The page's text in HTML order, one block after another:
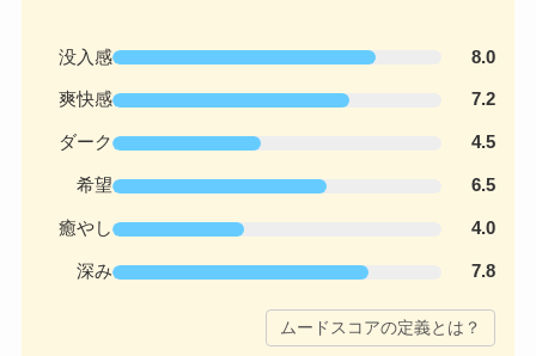
没入感 8.0
爽快感 7.2
ダーク 4.5
希望 6.5
癒やし 4.0
深み 7.8
ムードスコアの定義とは？